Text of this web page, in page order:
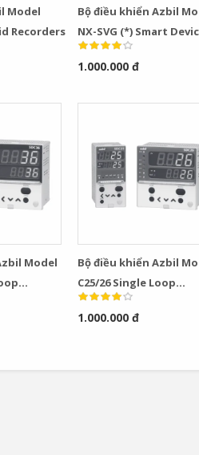
Model
Recorders
Bộ điều khiển Azbil
NX-SVG (*) Smart
Gateway
1.000.000 đ
Model
Bộ điều khiển Azbil
C25/26 Single Loop
Controllers
1.000.000 đ